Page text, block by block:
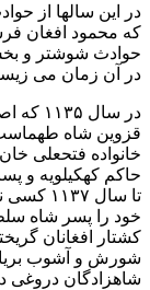
در این سالها از
که محمود افغان
حوادث شوشتر و
در آن زمان می
در
قزوین شاه
خانواده فتحعلی
حاکم کهکیلویه و
تا سال
خود را پسر شاه
کشتار افغانان
شورش و آشوب بریا
شاهزادگان دروغی